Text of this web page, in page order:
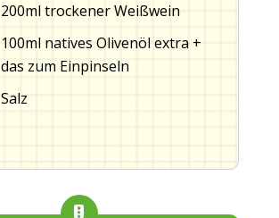
200ml trockener Weißwein
100ml natives Olivenöl extra +
das zum Einpinseln
Salz